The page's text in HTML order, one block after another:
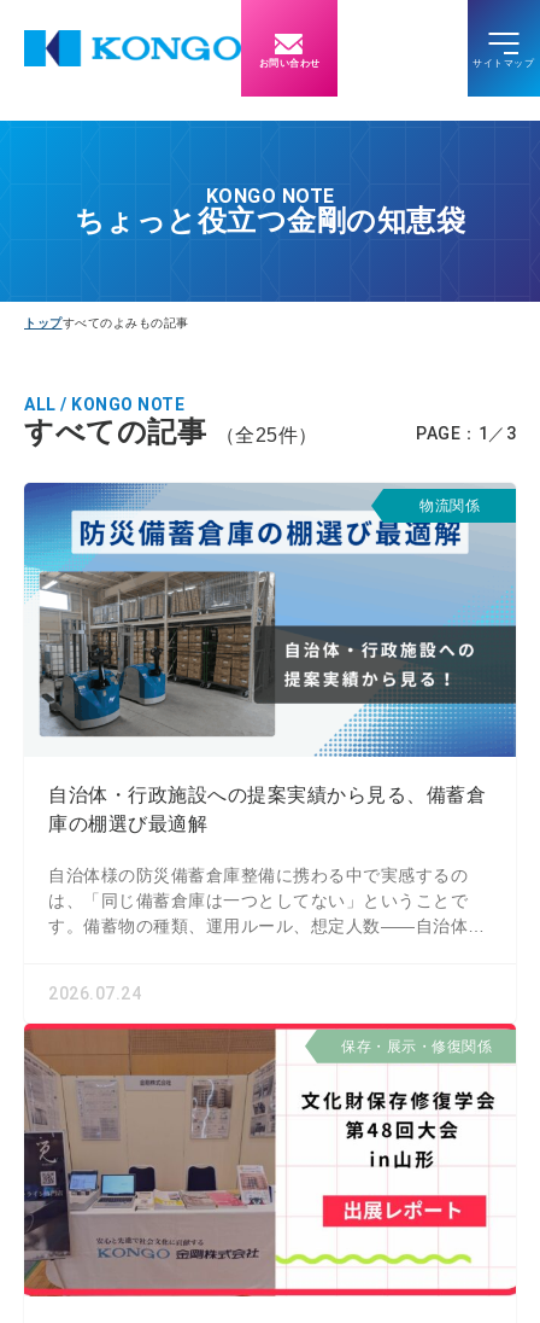
お問い合わせ
KONGO NOTE
ちょっと役立つ金剛の知恵袋
トップすべてのよみもの記事
ALL / KONGO NOTE
すべての記事 （全25件） PAGE：1／3
物流関係
自治体・行政施設への提案実績から見る、備蓄倉
庫の棚選び最適解
自治体様の防災備蓄倉庫整備に携わる中で実感するの
は、「同じ備蓄倉庫は一つとしてない」ということで
す。備蓄物の種類、運用ルール、想定人数——自治体の
2026.07.24
保存・展示・修復関係